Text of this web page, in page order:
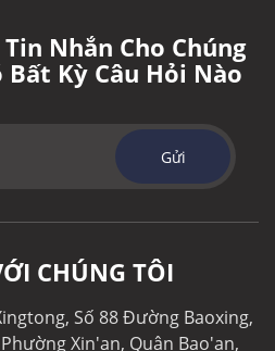
Nhắn Cho Chúng
Bất Kỳ Câu Hỏi Nào
Gửi
CHÚNG TÔI
Số 88 Đường Baoxing,
Xin'an, Quận Bao'an,